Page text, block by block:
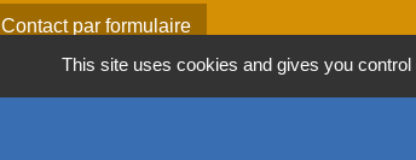
Contact par formulaire
This site uses cookies and gives you